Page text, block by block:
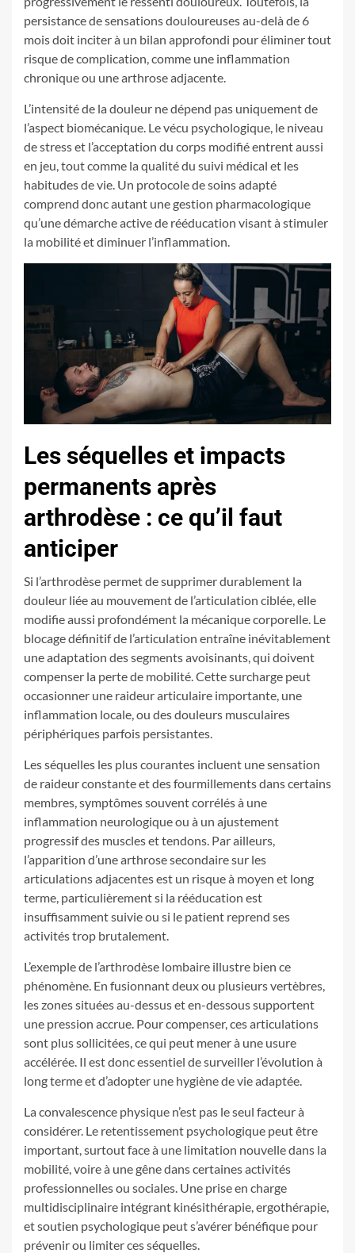
persistance de sensations douloureuses au-delà de 6
mois doit inciter à un bilan approfondi pour éliminer tout
risque de complication, comme une inflammation
chronique ou une arthrose adjacente.
L’intensité de la douleur ne dépend pas uniquement de
l’aspect biomécanique. Le vécu psychologique, le niveau
de stress et l’acceptation du corps modifié entrent aussi
en jeu, tout comme la qualité du suivi médical et les
habitudes de vie. Un protocole de soins adapté
comprend donc autant une gestion pharmacologique
qu’une démarche active de rééducation visant à stimuler
la mobilité et diminuer l’inflammation.
Les séquelles et impacts
permanents après
arthrodèse : ce qu’il faut
anticiper
Si l’arthrodèse permet de supprimer durablement la
douleur liée au mouvement de l’articulation ciblée, elle
modifie aussi profondément la mécanique corporelle. Le
blocage définitif de l’articulation entraîne inévitablement
une adaptation des segments avoisinants, qui doivent
compenser la perte de mobilité. Cette surcharge peut
occasionner une raideur articulaire importante, une
inflammation locale, ou des douleurs musculaires
périphériques parfois persistantes.
Les séquelles les plus courantes incluent une sensation
de raideur constante et des fourmillements dans certains
membres, symptômes souvent corrélés à une
inflammation neurologique ou à un ajustement
progressif des muscles et tendons. Par ailleurs,
l’apparition d’une arthrose secondaire sur les
articulations adjacentes est un risque à moyen et long
terme, particulièrement si la rééducation est
insuffisamment suivie ou si le patient reprend ses
activités trop brutalement.
L’exemple de l’arthrodèse lombaire illustre bien ce
phénomène. En fusionnant deux ou plusieurs vertèbres,
les zones situées au-dessus et en-dessous supportent
une pression accrue. Pour compenser, ces articulations
sont plus sollicitées, ce qui peut mener à une usure
accélérée. Il est donc essentiel de surveiller l’évolution à
long terme et d’adopter une hygiène de vie adaptée.
La convalescence physique n’est pas le seul facteur à
considérer. Le retentissement psychologique peut être
important, surtout face à une limitation nouvelle dans la
mobilité, voire à une gêne dans certaines activités
professionnelles ou sociales. Une prise en charge
multidisciplinaire intégrant kinésithérapie, ergothérapie,
et soutien psychologique peut s’avérer bénéfique pour
prévenir ou limiter ces séquelles.